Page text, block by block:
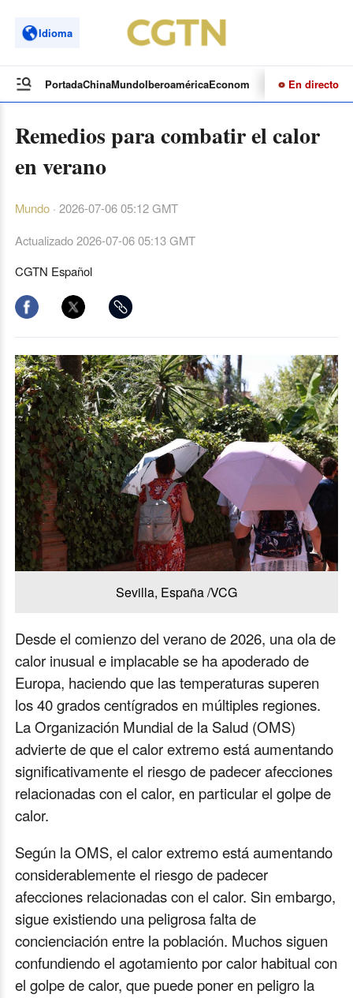
Idioma
PortadaChinaMundoIberoaméricaEconomía CulturaDeportes
En directo
Remedios para combatir el calor
en verano
Mundo· 2026-07-06 05:12 GMT
Actualizado2026-07-06 05:13 GMT
CGTN Español
Sevilla, España /VCG
Desde el comienzo del verano de 2026, una ola de
calor inusual e implacable se ha apoderado de
Europa, haciendo que las temperaturas superen
los 40 grados centígrados en múltiples regiones.
La Organización Mundial de la Salud (OMS)
advierte de que el calor extremo está aumentando
significativamente el riesgo de padecer afecciones
relacionadas con el calor, en particular el golpe de
calor.
Según la OMS, el calor extremo está aumentando
considerablemente el riesgo de padecer
afecciones relacionadas con el calor. Sin embargo,
sigue existiendo una peligrosa falta de
concienciación entre la población. Muchos siguen
confundiendo el agotamiento por calor habitual con
el golpe de calor, que puede poner en peligro la